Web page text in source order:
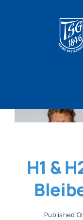
Ideen- & Feedback
H1 &
Published